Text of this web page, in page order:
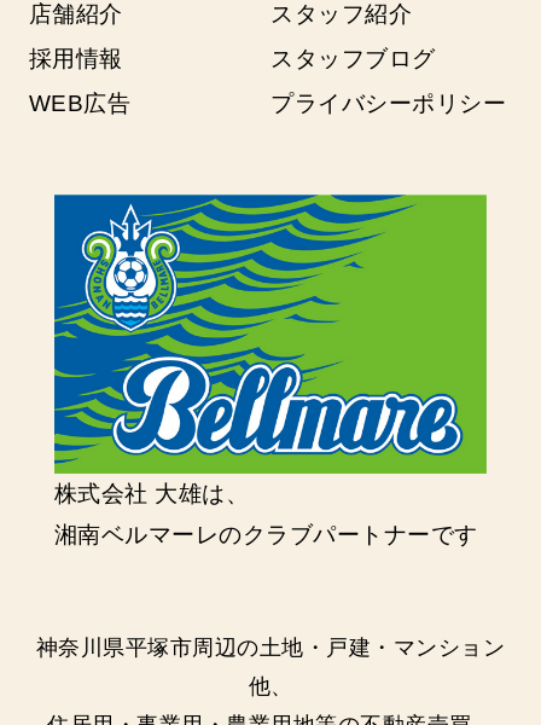
店舗紹介
スタッフ紹介
採用情報
スタッフブログ
WEB広告
プライバシーポリシー
株式会社 大雄は、
湘南ベルマーレのクラブパートナーです
神奈川県平塚市周辺の土地・戸建・マンション
他、